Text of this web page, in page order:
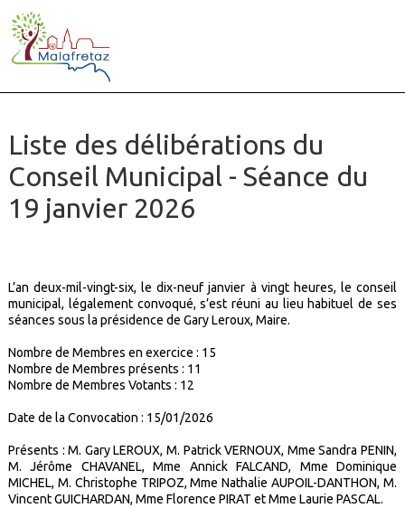
Liste des délibérations du
Conseil Municipal - Séance du
19 janvier 2026
L’an deux-mil-vingt-six, le dix-neuf janvier à vingt heures, le conseil
municipal, légalement convoqué, s’est réuni au lieu habituel de ses
séances sous la présidence de Gary Leroux, Maire.
Nombre de Membres en exercice : 15
Nombre de Membres présents : 11
Nombre de Membres Votants : 12
Date de la Convocation : 15/01/2026
Présents : M. Gary LEROUX, M. Patrick VERNOUX, Mme Sandra PENIN,
M. Jérôme CHAVANEL, Mme Annick FALCAND, Mme Dominique
MICHEL, M. Christophe TRIPOZ, Mme Nathalie AUPOIL-DANTHON, M.
Vincent GUICHARDAN, Mme Florence PIRAT et Mme Laurie PASCAL.